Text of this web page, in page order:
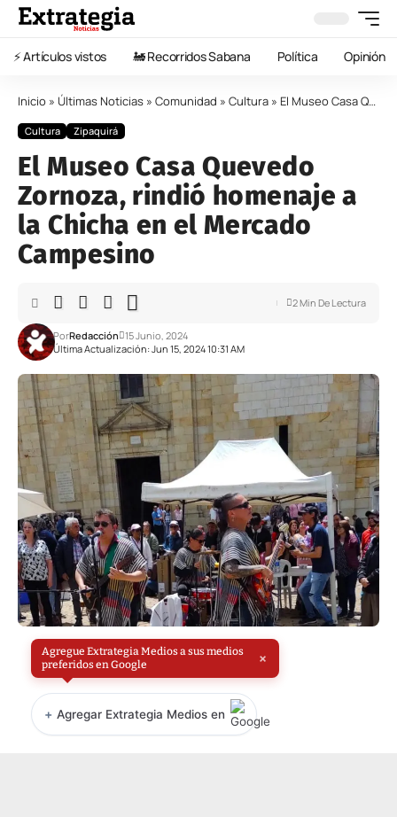
⚡️ Artículos vistos 🚂 Recorridos Sabana Política Opinión
Inicio » Últimas Noticias » Comunidad » Cultura » El Museo Casa Quevedo Zornoza, rindió homenaje a la Chicha en el Mercado Campesino
Cultura Zipaquirá
El Museo Casa Quevedo
Zornoza, rindió homenaje a
la Chicha en el Mercado
Campesino
Última Actualización: Jun 15, 2024 10:31 AM
PorRedacción 15 Junio, 2024
2 Min De Lectura
Agregue Extrategia Medios a sus medios
preferidos en Google
×
+ Agregar Extrategia Medios en